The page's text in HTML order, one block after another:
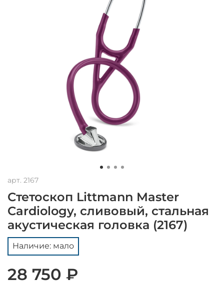
арт. 2167
Стетоскоп Littmann Master
Cardiology, сливовый, стальная
акустическая головка (2167)
Наличие: мало
28 750 ₽